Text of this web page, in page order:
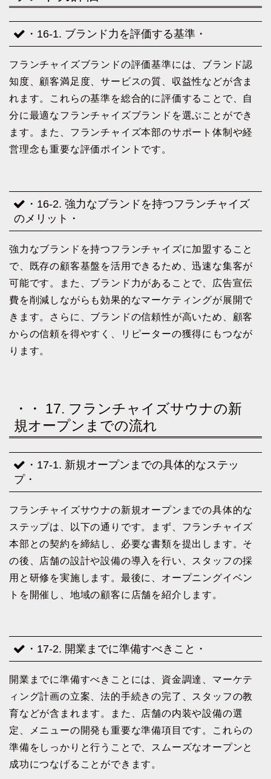
・16-1. ブランド力を評価する基準・
フランチャイズブランドの評価基準には、ブランド認
知度、顧客満足度、サービスの質、収益性などが含ま
れます。これらの基準を総合的に評価することで、自
分に最適なフランチャイズブランドを選ぶことができ
ます。また、フランチャイズ本部のサポート体制や経
営理念も重要な評価ポイントです。
・16-2. 強力なブランドを持つフランチャイズ
のメリット・
強力なブランドを持つフランチャイズに加盟すること
で、既存の顧客基盤を活用できるため、迅速な集客が
可能です。また、ブランド力があることで、広告宣伝
費を削減しながらも効果的なマーケティングが展開で
きます。さらに、ブランドの信頼性が高いため、顧客
からの信頼を得やすく、リピーターの獲得にもつなが
ります。
・・ 17. フランチャイズサウナの新
規オープンまでの流れ
・17-1. 新規オープンまでの具体的なステッ
プ・
フランチャイズサウナの新規オープンまでの具体的な
ステップは、以下の通りです。まず、フランチャイズ
本部との契約を締結し、必要な書類を提出します。そ
の後、店舗の設計や設備の導入を行い、スタッフの採
用と研修を実施します。最後に、オープニングイベン
トを開催し、地域の顧客に店舗を紹介します。
・17-2. 開業までに準備すべきこと・
開業までに準備すべきことには、資金調達、マーケテ
ィング計画の立案、法的手続きの完了、スタッフの教
育などが含まれます。また、店舗の内装や設備の選
定、メニューの開発も重要な準備項目です。これらの
準備をしっかりと行うことで、スムーズなオープンと
成功につなげることができます。